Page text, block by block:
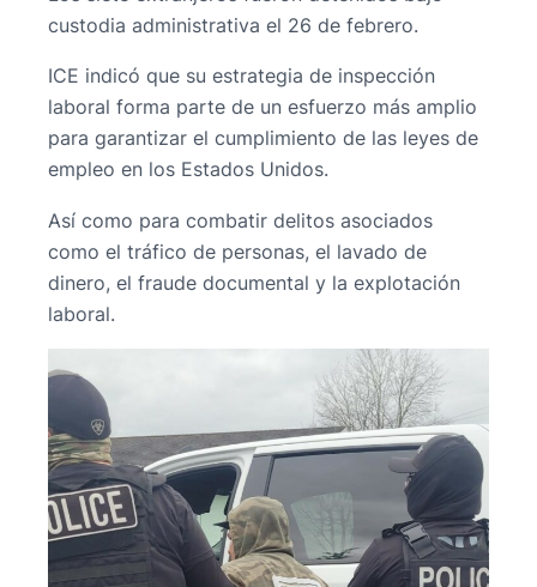
custodia administrativa el 26 de febrero.
ICE indicó que su estrategia de inspección
laboral forma parte de un esfuerzo más amplio
para garantizar el cumplimiento de las leyes de
empleo en los Estados Unidos.
Así como para combatir delitos asociados
como el tráfico de personas, el lavado de
dinero, el fraude documental y la explotación
laboral.